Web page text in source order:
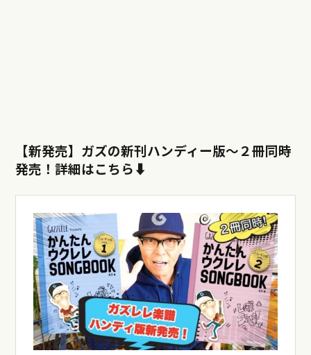
【新発売】ガズの新刊ハンディー版〜２冊同時
発売！詳細はこちら⬇︎